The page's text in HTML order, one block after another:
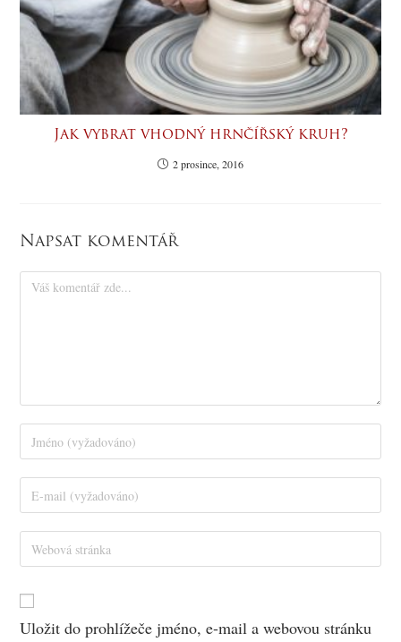
Jak vybrat vhodný hrnčířský kruh?
2 prosince, 2016
Napsat komentář
Uložit do prohlížeče jméno, e-mail a webovou stránku